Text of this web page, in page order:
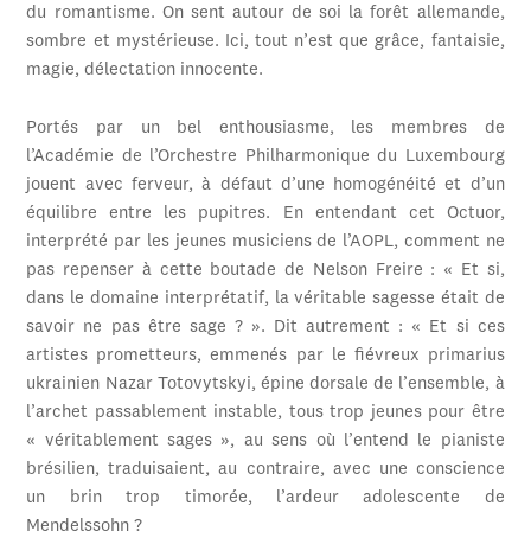
du romantisme. On sent autour de soi la forêt allemande,
sombre et mystérieuse. Ici, tout n’est que grâce, fantaisie,
magie, délectation innocente.
Portés par un bel enthousiasme, les membres de
l’Académie de l’Orchestre Philharmonique du Luxembourg
jouent avec ferveur, à défaut d’une homogénéité et d’un
équilibre entre les pupitres. En entendant cet Octuor,
interprété par les jeunes musiciens de l’AOPL, comment ne
pas repenser à cette boutade de Nelson Freire : « Et si,
dans le domaine interprétatif, la véritable sagesse était de
savoir ne pas être sage ? ». Dit autrement : « Et si ces
artistes prometteurs, emmenés par le fiévreux primarius
ukrainien Nazar Totovytskyi, épine dorsale de l’ensemble, à
l’archet passablement instable, tous trop jeunes pour être
« véritablement sages », au sens où l’entend le pianiste
brésilien, traduisaient, au contraire, avec une conscience
un brin trop timorée, l’ardeur adolescente de
Mendelssohn ?